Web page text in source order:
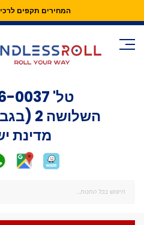
המחירים תקפים
Skip
Content
טל' 0037
השלושה 2 (בגב הבניין), ת"א
מדינת